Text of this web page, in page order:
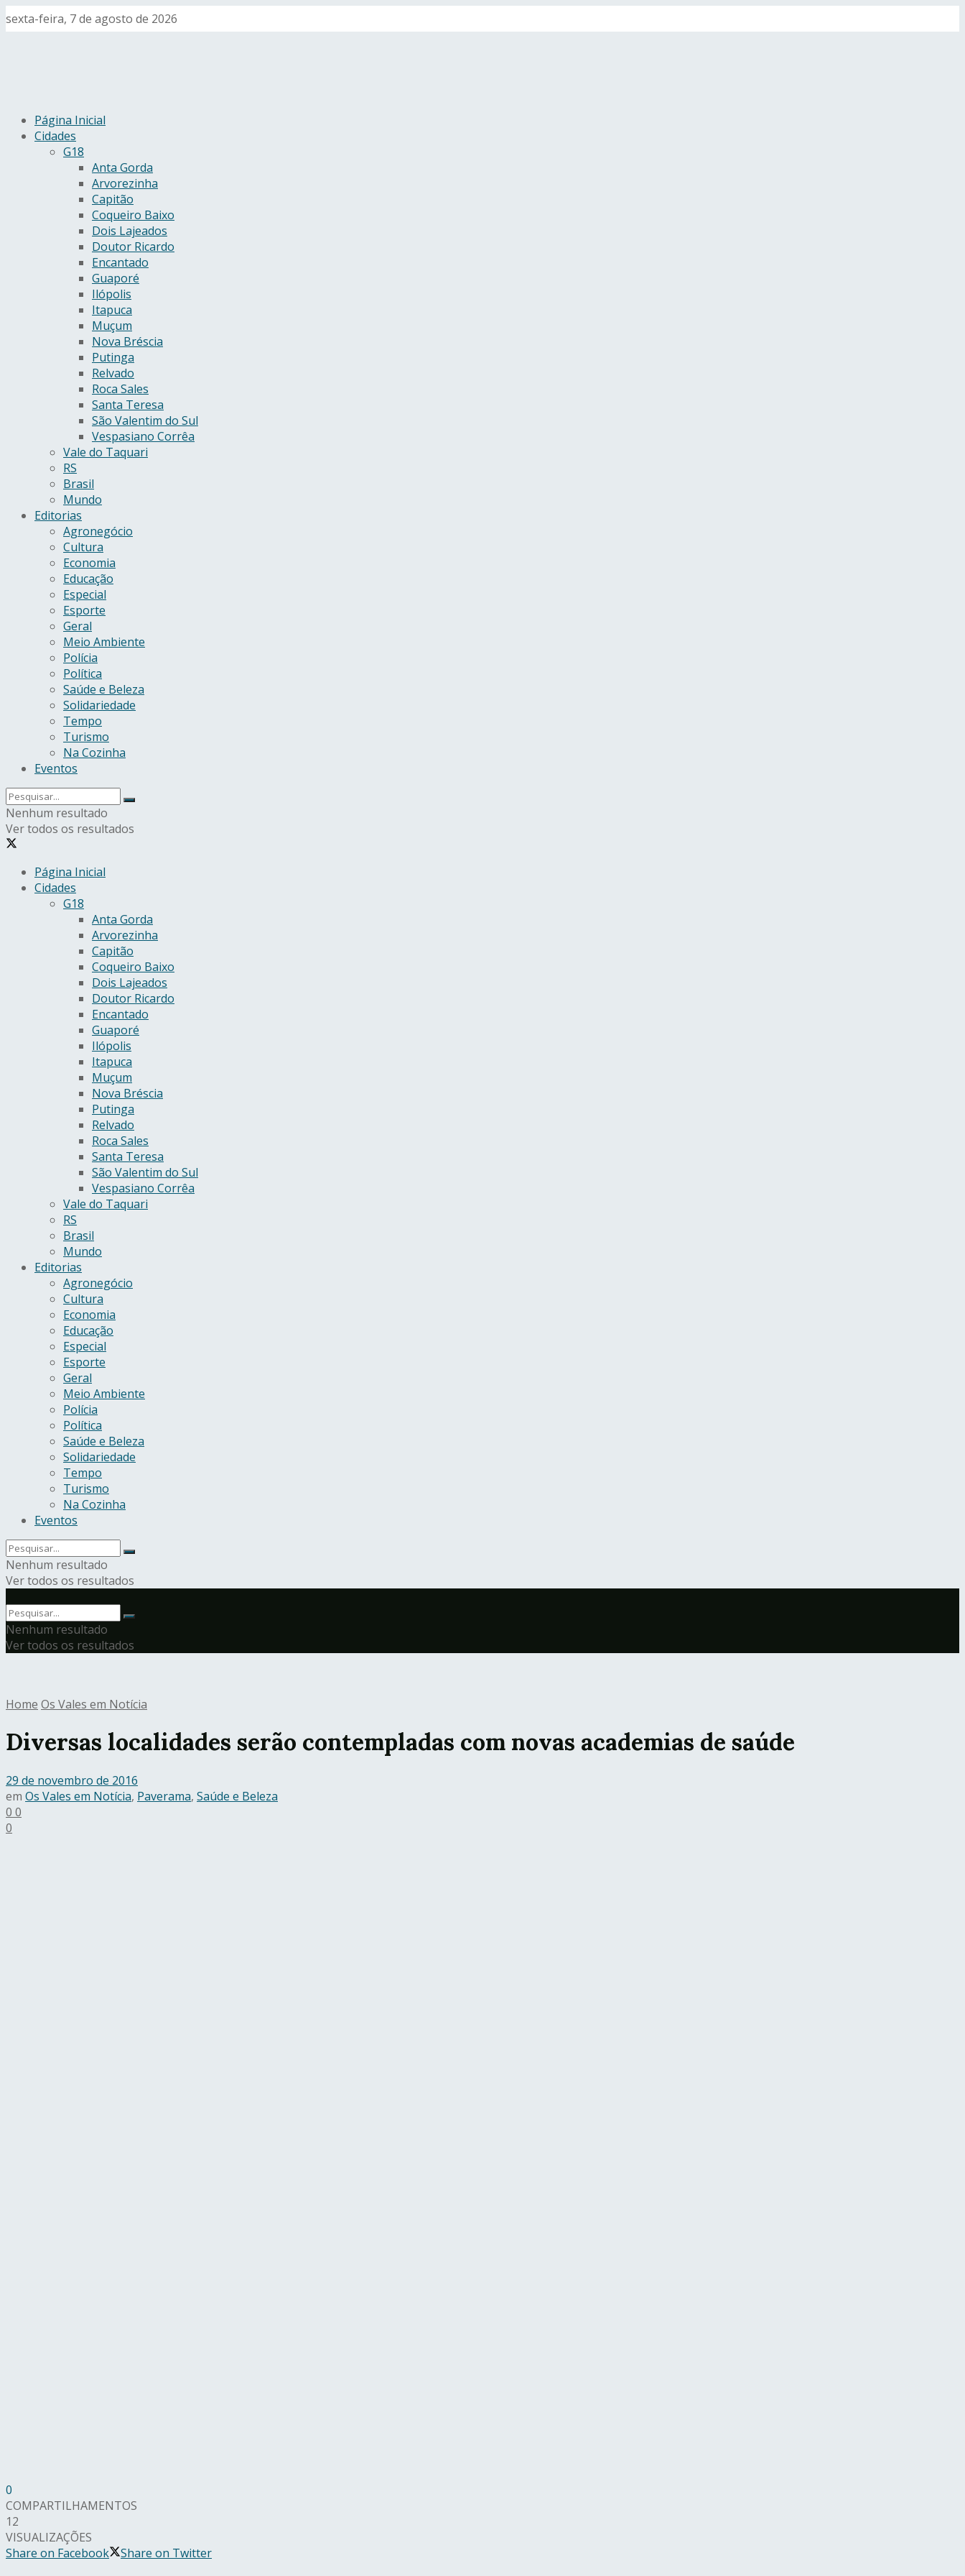
sexta-feira, 7 de agosto de 2026
Página Inicial
Cidades
G18
Anta Gorda
Arvorezinha
Capitão
Coqueiro Baixo
Dois Lajeados
Doutor Ricardo
Encantado
Guaporé
Ilópolis
Itapuca
Muçum
Nova Bréscia
Putinga
Relvado
Roca Sales
Santa Teresa
São Valentim do Sul
Vespasiano Corrêa
Vale do Taquari
RS
Brasil
Mundo
Editorias
Agronegócio
Cultura
Economia
Educação
Especial
Esporte
Geral
Meio Ambiente
Polícia
Política
Saúde e Beleza
Solidariedade
Tempo
Turismo
Na Cozinha
Eventos
Nenhum resultado
Ver todos os resultados
Página Inicial
Cidades
G18
Anta Gorda
Arvorezinha
Capitão
Coqueiro Baixo
Dois Lajeados
Doutor Ricardo
Encantado
Guaporé
Ilópolis
Itapuca
Muçum
Nova Bréscia
Putinga
Relvado
Roca Sales
Santa Teresa
São Valentim do Sul
Vespasiano Corrêa
Vale do Taquari
RS
Brasil
Mundo
Editorias
Agronegócio
Cultura
Economia
Educação
Especial
Esporte
Geral
Meio Ambiente
Polícia
Política
Saúde e Beleza
Solidariedade
Tempo
Turismo
Na Cozinha
Eventos
Nenhum resultado
Ver todos os resultados
Nenhum resultado
Ver todos os resultados
Home Os Vales em Notícia
Diversas localidades serão contempladas com novas academias de saúde
29 de novembro de 2016
em Os Vales em Notícia, Paverama, Saúde e Beleza
0 0
0
0
COMPARTILHAMENTOS
12
VISUALIZAÇÕES
Share on Facebook
Share on Twitter